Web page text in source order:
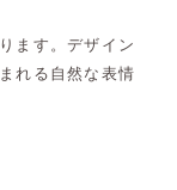
ます。デザイン
れる自然な表情